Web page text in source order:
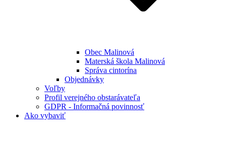
Obec Malinová
Materská škola Malinová
Správa cintorína
Objednávky
Voľby
Profil verejného obstarávateľa
GDPR - Informačná povinnosť
Ako vybaviť